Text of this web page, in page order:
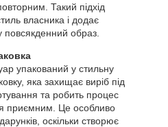
Такий підхід
власника і додає
повсякденний образ.
упакований у стильну
яка захищає виріб під
та робить процес
приємним. Це особливо
оскільки створює